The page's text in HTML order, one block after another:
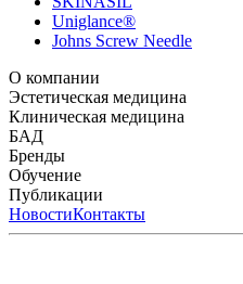
Uniglance®
Johns Screw Needle
О компании
История компанииНаучный
Эстетическая медицина
БиорепарацияФиллеры
Клиническая медицина
HYALREPAIR®
БАД
CYTOHYALEX
Бренды
APRILINE®
MIKHAYLOVA
Обучение
Расписание мероприятий
Публикации
ЖУРНАЛ LES NOUVELLES
НовостиКонтакты